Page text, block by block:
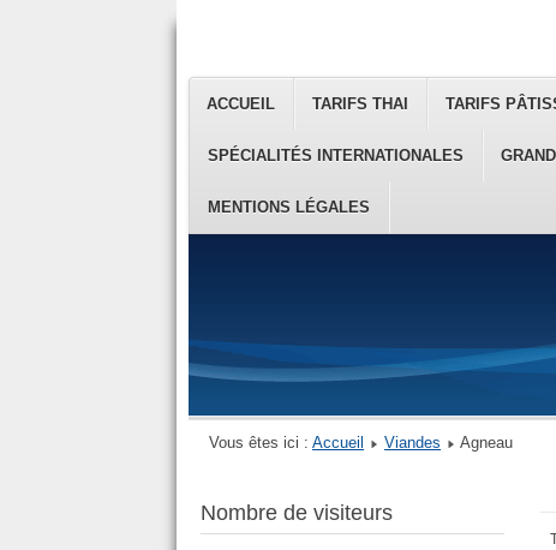
ACCUEIL TARIFS THAI TARIFS
SPÉCIALITÉS INTERNATIONALES
MENTIONS LÉGALES
Vous êtes ici : Accueil Viandes Agneau
Nombre de visiteurs